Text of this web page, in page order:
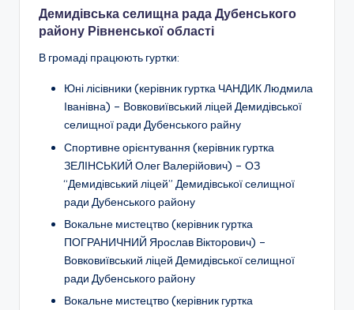
Демидівська селищна рада Дубенського
району Рівненської області
В громаді працюють гуртки:
Юні лісівники (керівник гуртка ЧАНДИК Людмила
Іванівна) – Вовковиївський ліцей Демидівської
селищної ради Дубенського райну
Спортивне орієнтування (керівник гуртка
ЗЕЛІНСЬКИЙ Олег Валерійович) – ОЗ
“Демидівський ліцей” Демидівської селищної
ради Дубенського району
Вокальне мистецтво (керівник гуртка
ПОГРАНИЧНИЙ Ярослав Вікторович) –
Вовковиївський ліцей Демидівської селищної
ради Дубенського району
Вокальне мистецтво (керівник гуртка